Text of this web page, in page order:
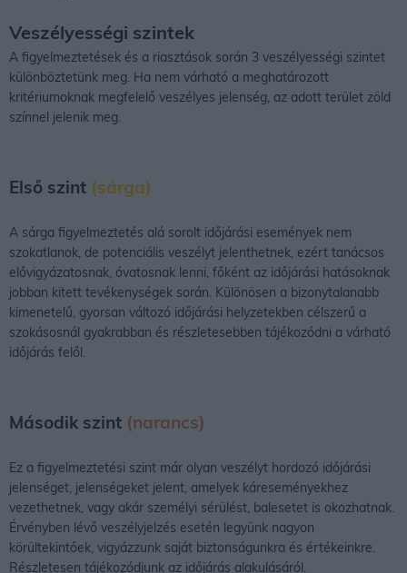
Veszélyességi szintek
A figyelmeztetések és a riasztások során 3 veszélyességi szintet
különböztetünk meg. Ha nem várható a meghatározott
kritériumoknak megfelelő veszélyes jelenség, az adott terület zöld
színnel jelenik meg.
Első szint (sárga)
A sárga figyelmeztetés alá sorolt időjárási események nem
szokatlanok, de potenciális veszélyt jelenthetnek, ezért tanácsos
elővigyázatosnak, óvatosnak lenni, főként az időjárási hatásoknak
jobban kitett tevékenységek során. Különösen a bizonytalanabb
kimenetelű, gyorsan változó időjárási helyzetekben célszerű a
szokásosnál gyakrabban és részletesebben tájékozódni a várható
időjárás felől.
Második szint (narancs)
Ez a figyelmeztetési szint már olyan veszélyt hordozó időjárási
jelenséget, jelenségeket jelent, amelyek káreseményekhez
vezethetnek, vagy akár személyi sérülést, balesetet is okozhatnak.
Érvényben lévő veszélyjelzés esetén legyünk nagyon
körültekintőek, vigyázzunk saját biztonságunkra és értékeinkre.
Részletesen tájékozódjunk az időjárás alakulásáról.